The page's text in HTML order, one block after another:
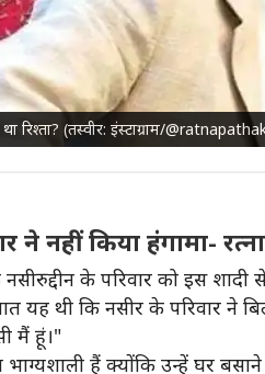
रिश्ता? (तस्वीर: इंस्टाग्राम/
पिता की प्रतिक्रिया
में जब रत्ना से पूछा गया कि
रत्ना ने कहा, "मेरे पिता इस
भी समय के साथ समझौता हो
ने नहीं किया हंगामा- रत्ना
के परिवार को इस शादी
यह थी कि नसीर के परिवार ने
मैं हूं।"
हैं क्योंकि उन्हें घर बसाने